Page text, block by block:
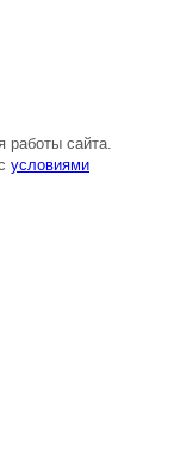
сайта.
условиями